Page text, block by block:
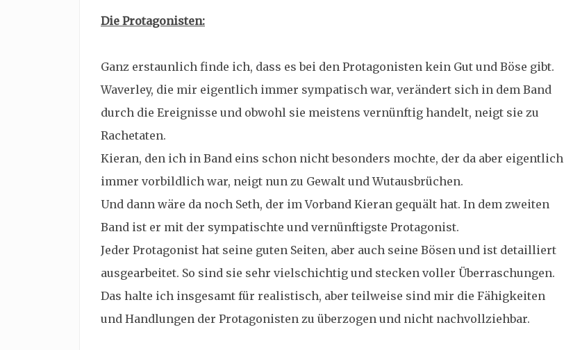
Die Protagonisten:
Ganz erstaunlich finde ich, dass es bei den Protagonisten kein Gut und Böse gibt.
Waverley, die mir eigentlich immer sympatisch war, verändert sich in dem Band
durch die Ereignisse und obwohl sie meistens vernünftig handelt, neigt sie zu
Rachetaten.
Kieran, den ich in Band eins schon nicht besonders mochte, der da aber eigentlich
immer vorbildlich war, neigt nun zu Gewalt und Wutausbrüchen.
Und dann wäre da noch Seth, der im Vorband Kieran gequält hat. In dem zweiten
Band ist er mit der sympatischte und vernünftigste Protagonist.
Jeder Protagonist hat seine guten Seiten, aber auch seine Bösen und ist detailliert
ausgearbeitet. So sind sie sehr vielschichtig und stecken voller Überraschungen.
Das halte ich insgesamt für realistisch, aber teilweise sind mir die Fähigkeiten
und Handlungen der Protagonisten zu überzogen und nicht nachvollziehbar.